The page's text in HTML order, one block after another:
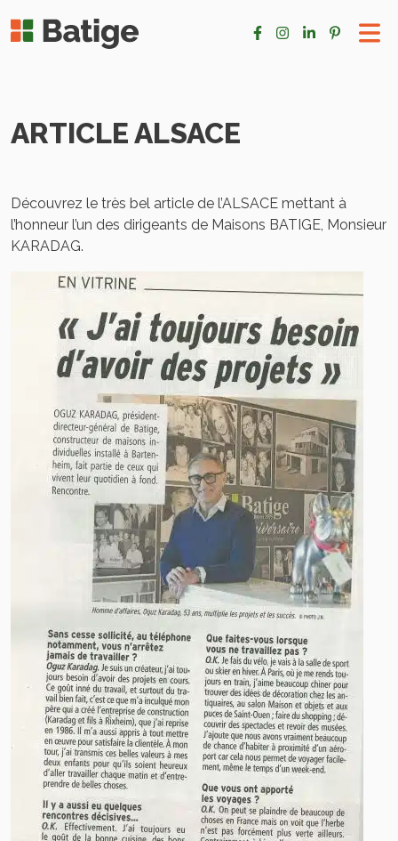
ARTICLE ALSACE
Découvrez le très bel article de l’ALSACE mettant à
l’honneur l’un des dirigeants de Maisons BATIGE, Monsieur
KARADAG.